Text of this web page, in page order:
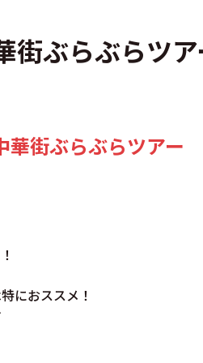
街ぶらぶらツア
街ぶらぶらツアー
におススメ！